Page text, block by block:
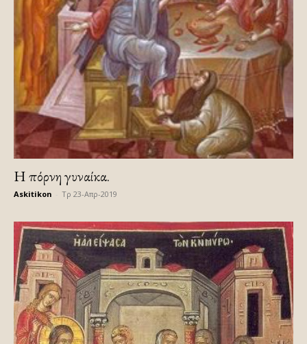
Η πόρνη γυναίκα.
Askitikon Τρ 23-Απρ-2019